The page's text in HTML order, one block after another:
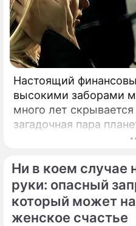
Настоящий
высокими заборами
много лет
загадочная пара
теннисистка Анна
двадцати лет
самых закрытых и
мирового шоу-
Ни в коем случае
руки: опасный
который может
женское счастье